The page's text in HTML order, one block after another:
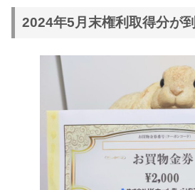
2024年5月末権利取得分が